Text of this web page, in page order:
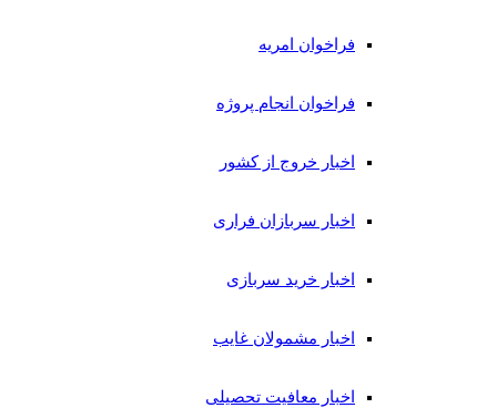
فراخوان امریه
فراخوان انجام پروژه
اخبار خروج از کشور
اخبار سربازان فراری
اخبار خرید سربازی
اخبار مشمولان غایب
اخبار معافیت تحصیلی